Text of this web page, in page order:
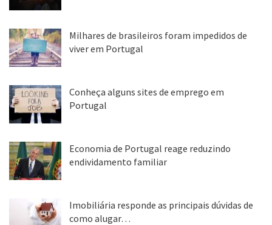
Milhares de brasileiros foram impedidos de
viver em Portugal
Conheça alguns sites de emprego em
Portugal
Economia de Portugal reage reduzindo
endividamento familiar
Imobiliária responde as principais dúvidas de
como alugar…